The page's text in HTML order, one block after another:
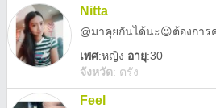
Nitta
@มาคุยกันได้นะ😉ต้องการ
เพศ:หญิง อายุ:30
จังหวัด: ตรัง
Feel